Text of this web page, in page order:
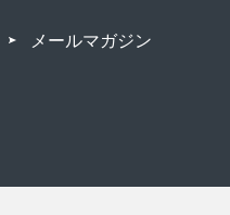
メールマガジン